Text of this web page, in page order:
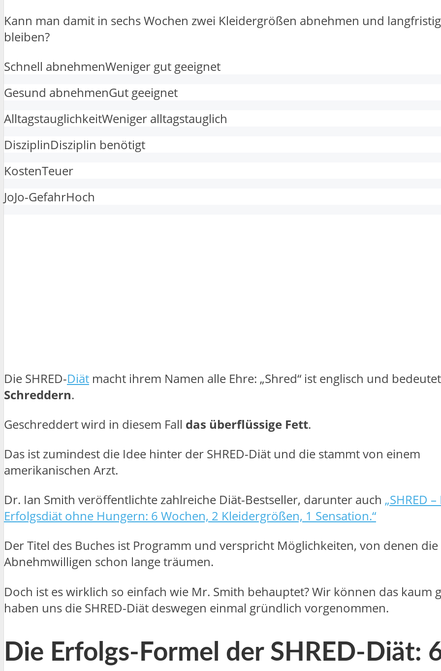
Kann man damit in sechs Wochen zwei Kleidergrößen abnehmen und
bleiben?
Schnell abnehmenWeniger gut geeignet
Gesund abnehmenGut geeignet
AlltagstauglichkeitWeniger alltagstauglich
DisziplinDisziplin benötigt
KostenTeuer
JoJo-GefahrHoch
Die SHRED-Diät macht ihrem Namen alle Ehre: „Shred“ ist englisch und
Schreddern.
Geschreddert wird in diesem Fall das überflüssige Fett.
Das ist zumindest die Idee hinter der SHRED-Diät und die stammt von einem
amerikanischen Arzt.
Dr. Ian Smith veröffentlichte zahlreiche Diät-Bestseller, darunter auch „SHRED
Erfolgsdiät ohne Hungern: 6 Wochen, 2 Kleidergrößen, 1 Sensation.“
Der Titel des Buches ist Programm und verspricht Möglichkeiten, von denen
Abnehmwilligen schon lange träumen.
Doch ist es wirklich so einfach wie Mr. Smith behauptet? Wir können das kaum
haben uns die SHRED-Diät deswegen einmal gründlich vorgenommen.
Die Erfolgs-Formel der SHRED-Diät: